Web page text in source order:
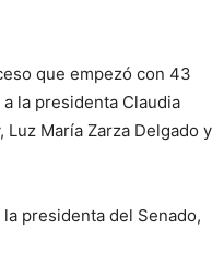
que empezó con 43
la presidenta Claudia
María Zarza Delgado y
presidenta del Senado,